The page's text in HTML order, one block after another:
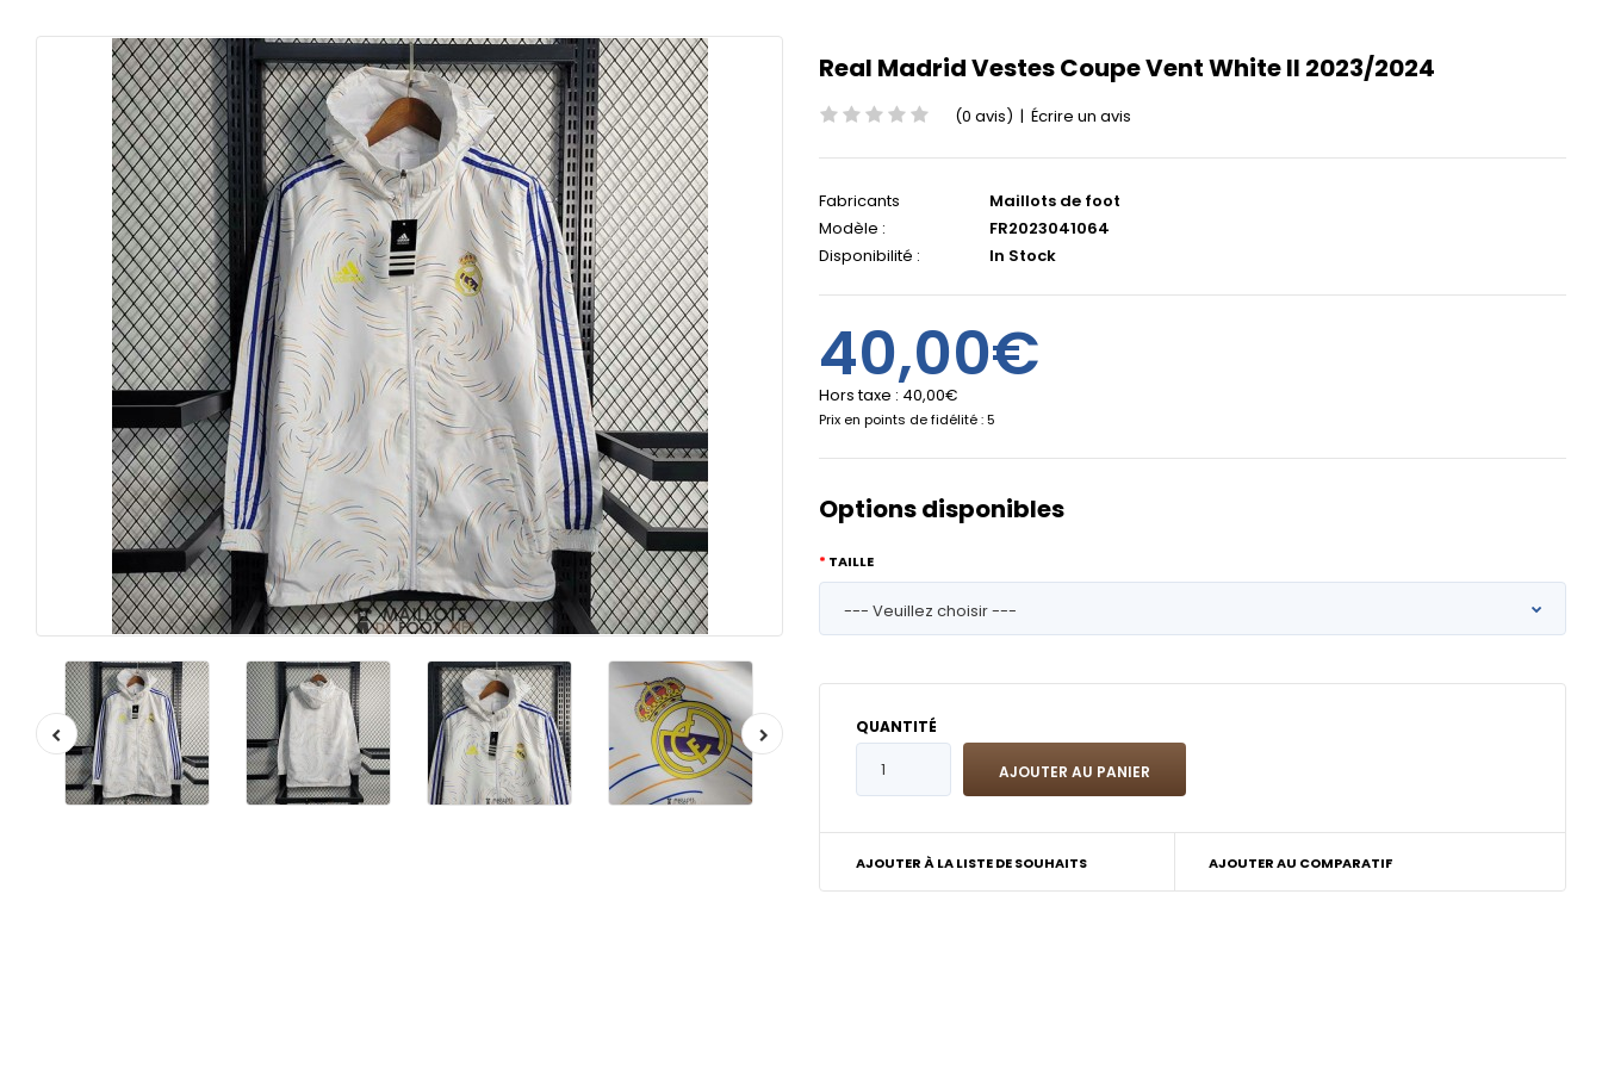
Real Madrid Vestes Coupe Vent White II 2023/2024
(0 avis) | Écrire un avis
Fabricants
Maillots de foot
Modèle :
FR2023041064
Disponibilité :
In Stock
40,00€
Hors taxe : 40,00€
Prix en points de fidélité : 5
Options disponibles
TAILLE
QUANTITÉ
AJOUTER À LA LISTE DE SOUHAITS AJOUTER AU COMPARATIF